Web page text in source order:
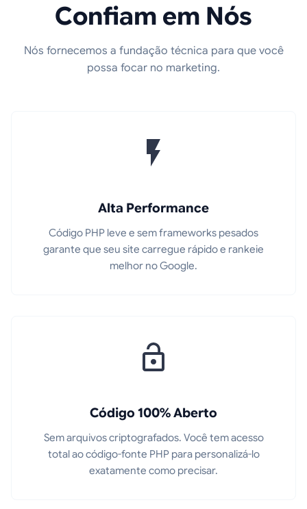
Confiam em Nós
Nós fornecemos a fundação técnica para que você
possa focar no marketing.
Alta Performance
Código PHP leve e sem frameworks pesados
garante que seu site carregue rápido e rankeie
melhor no Google.
Código 100% Aberto
Sem arquivos criptografados. Você tem acesso
total ao código-fonte PHP para personalizá-lo
exatamente como precisar.